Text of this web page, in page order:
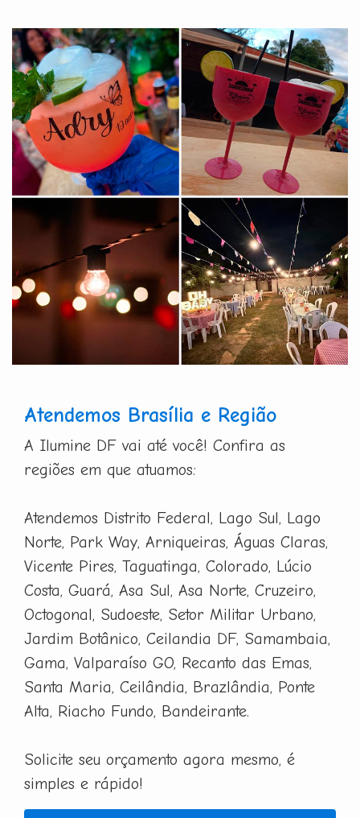
Atendemos Brasília e Região
A Ilumine DF vai até você! Confira as
regiões em que atuamos:
Atendemos Distrito Federal, Lago Sul, Lago
Norte, Park Way, Arniqueiras, Águas Claras,
Vicente Pires, Taguatinga, Colorado, Lúcio
Costa, Guará, Asa Sul, Asa Norte, Cruzeiro,
Octogonal, Sudoeste, Setor Militar Urbano,
Jardim Botânico, Ceilandia DF, Samambaia,
Gama, Valparaíso GO, Recanto das Emas,
Santa Maria, Ceilândia, Brazlândia, Ponte
Alta, Riacho Fundo, Bandeirante.
Solicite seu orçamento agora mesmo, é
simples e rápido!